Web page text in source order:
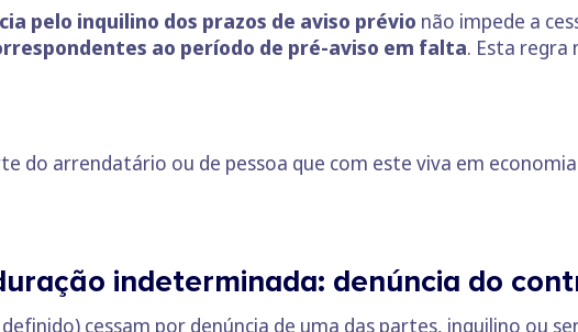
pelo inquilino dos prazos de aviso prévio não impede a
ao período de pré-aviso em falta. Esta regra
do arrendatário ou de pessoa que com este viva em
indeterminada: denúncia do
cessam por denúncia de uma das partes, inquilino ou